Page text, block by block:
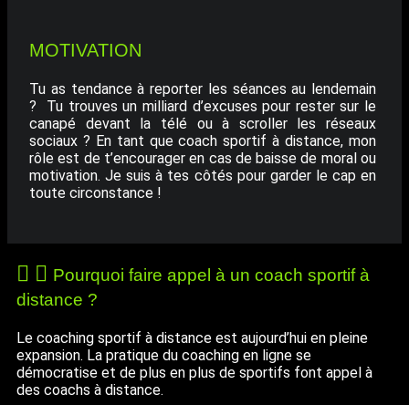
MOTIVATION
Tu as tendance à reporter les séances au lendemain
? Tu trouves un milliard d’excuses pour rester sur le
canapé devant la télé ou à scroller les réseaux
sociaux ? En tant que coach sportif à distance, mon
rôle est de t’encourager en cas de baisse de moral ou
motivation. Je suis à tes côtés pour garder le cap en
toute circonstance !
Pourquoi faire appel à un coach sportif à
distance ?
Le coaching sportif à distance est aujourd’hui en pleine
expansion. La pratique du coaching en ligne se
démocratise et de plus en plus de sportifs font appel à
des coachs à distance.